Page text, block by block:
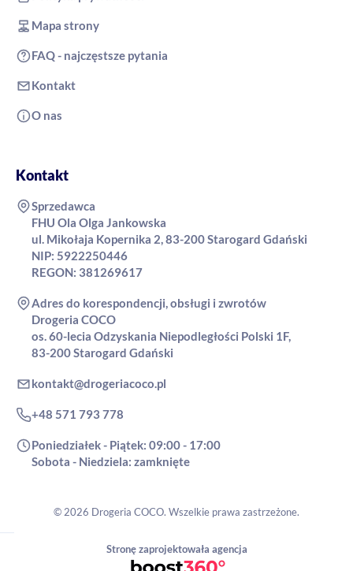
Mapa strony
FAQ - najczęstsze pytania
Kontakt
O nas
Kontakt
Sprzedawca
FHU Ola Olga Jankowska
ul. Mikołaja Kopernika 2, 83-200 Starogard Gdański
NIP: 5922250446
REGON: 381269617
Adres do korespondencji, obsługi i zwrotów
Drogeria COCO
os. 60-lecia Odzyskania Niepodległości Polski 1F,
83-200 Starogard Gdański
kontakt@drogeriacoco.pl
+48 571 793 778
Poniedziałek - Piątek: 09:00 - 17:00
Sobota - Niedziela: zamknięte
© 2026 Drogeria COCO. Wszelkie prawa zastrzeżone.
Stronę zaprojektowała agencja